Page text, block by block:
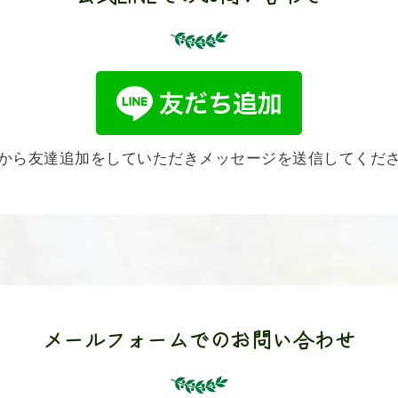
ら友達追加をしていただきメッセージを送信してくだ
メールフォームでのお問い合わせ